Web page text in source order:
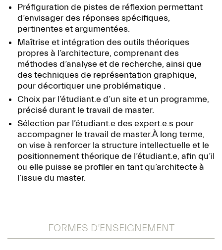
Préfiguration de pistes de réflexion permettant
d’envisager des réponses spécifiques,
pertinentes et argumentées.
Maîtrise et intégration des outils théoriques
propres à l’architecture, comprenant des
méthodes d’analyse et de recherche, ainsi que
des techniques de représentation graphique,
pour décortiquer une problématique .
Choix par l’étudiant.e d’un site et un programme,
précisé durant le travail de master.
Sélection par l’étudiant.e des expert.e.s pour
accompagner le travail de master.À long terme,
on vise à renforcer la structure intellectuelle et le
positionnement théorique de l’étudiant.e, afin qu’il
ou elle puisse se profiler en tant qu’architecte à
l’issue du master.
FORMES D’ENSEIGNEMENT